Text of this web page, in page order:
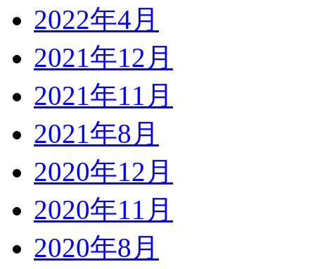
2022年4月
2021年12月
2021年11月
2021年8月
2020年12月
2020年11月
2020年8月